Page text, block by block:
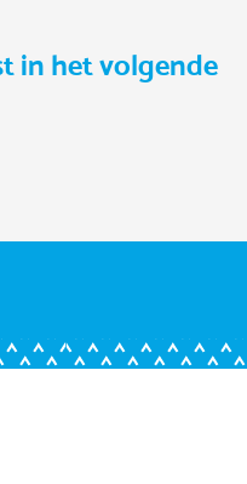
in het volgende